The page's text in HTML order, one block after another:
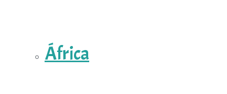
África